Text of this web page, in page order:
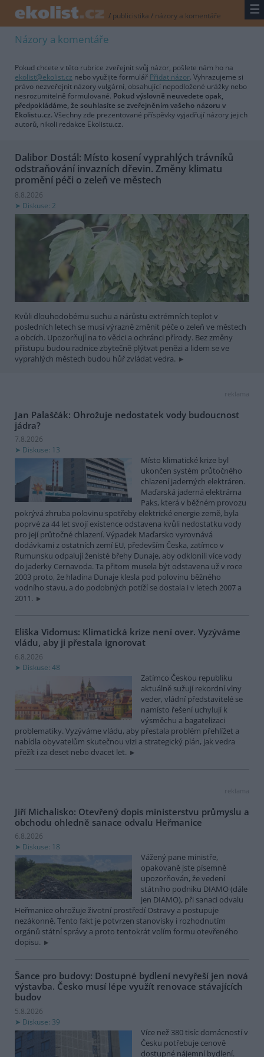
/ publicistika / názory a komentáře ☰
Názory a komentáře
Pokud chcete v této rubrice zveřejnit svůj názor, pošlete nám ho na
ekolist@ekolist.cz nebo využijte formulář Přidat názor. Vyhrazujeme si
právo nezveřejnit názory vulgární, obsahující nepodložené urážky nebo
nesrozumitelně formulované. Pokud výslovně neuvedete opak,
předpokládáme, že souhlasíte se zveřejněním vašeho názoru v
Ekolistu.cz. Všechny zde prezentované příspěvky vyjadřují názory jejich
autorů, nikoli redakce Ekolistu.cz.
Dalibor Dostál: Místo kosení vyprahlých trávníků
odstraňování invazních dřevin. Změny klimatu
promění péči o zeleň ve městech
8.8.2026
Diskuse: 2
Kvůli dlouhodobému suchu a nárůstu extrémních teplot v
posledních letech se musí výrazně změnit péče o zeleň ve městech
a obcích. Upozorňují na to vědci a ochránci přírody. Bez změny
přístupu budou radnice zbytečně plýtvat penězi a lidem se ve
vyprahlých městech budou hůř zvládat vedra.
reklama
Jan Palaščák: Ohrožuje nedostatek vody budoucnost
jádra?
7.8.2026
Diskuse: 13
Místo klimatické krize byl
ukončen systém průtočného
chlazení jaderných elektráren.
Maďarská jaderná elektrárna
Paks, která v běžném provozu
pokrývá zhruba polovinu spotřeby elektrické energie země, byla
poprvé za 44 let svojí existence odstavena kvůli nedostatku vody
pro její průtočné chlazení. Výpadek Maďarsko vyrovnává
dodávkami z ostatních zemí EU, především Česka, zatímco v
Rumunsku odpalují ženisté břehy Dunaje, aby odklonili více vody
do jaderky Cernavoda. Ta přitom musela být odstavena už v roce
2003 proto, že hladina Dunaje klesla pod polovinu běžného
vodního stavu, a do podobných potíží se dostala i v letech 2007 a
2011.
Eliška Vidomus: Klimatická krize není over. Vyzýváme
vládu, aby ji přestala ignorovat
6.8.2026
Diskuse: 48
Zatímco Českou republiku
aktuálně sužují rekordní vlny
veder, vládní představitelé se
namísto řešení uchylují k
výsměchu a bagatelizaci
problematiky. Vyzýváme vládu, aby přestala problém přehlížet a
nabídla obyvatelům skutečnou vizi a strategický plán, jak vedra
přežít i za deset nebo dvacet let.
reklama
Jiří Michalisko: Otevřený dopis ministerstvu průmyslu a
obchodu ohledně sanace odvalu Heřmanice
6.8.2026
Diskuse: 18
Vážený pane ministře,
opakovaně jste písemně
upozorňován, že vedení
státního podniku DIAMO (dále
jen DIAMO), při sanaci odvalu
Heřmanice ohrožuje životní prostředí Ostravy a postupuje
nezákonně. Tento fakt je potvrzen stanovisky i rozhodnutím
orgánů státní správy a proto tentokrát volím formu otevřeného
dopisu.
Šance pro budovy: Dostupné bydlení nevyřeší jen nová
výstavba. Česko musí lépe využít renovace stávajících
budov
5.8.2026
Diskuse: 39
Více než 380 tisíc domácností v
Česku potřebuje cenově
dostupné nájemní bydlení.